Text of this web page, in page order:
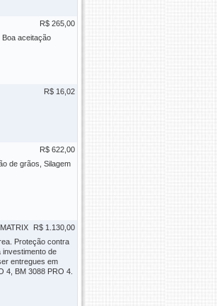
R$ 265,00
Boa aceitação
R$ 16,02
R$ 622,00
de grãos, Silagem
R$ 1.130,00
Proteção contra
de
entregues em
4, BM 3088 PRO 4.